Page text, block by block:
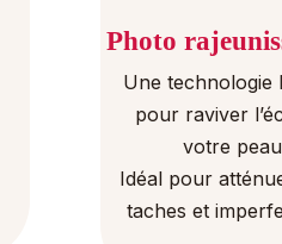
Photo
Une technologie
pour raviver
votre
Idéal pour
taches et